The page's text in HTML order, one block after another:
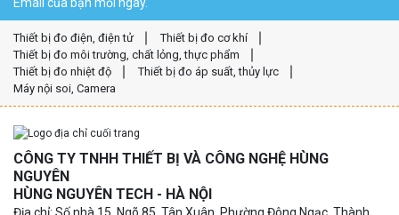
Thiết bị đo điện, điện tử
Thiết bị đo cơ khí
Thiết bị đo môi trường, chất lỏng, thực phẩm
Thiết bị đo nhiệt độ
Thiết bị đo áp suất, thủy lực
Máy nội soi, Camera
CÔNG TY TNHH THIẾT BỊ VÀ CÔNG NGHỆ HÙNG
NGUYÊN
HÙNG NGUYÊN TECH - HÀ NỘI